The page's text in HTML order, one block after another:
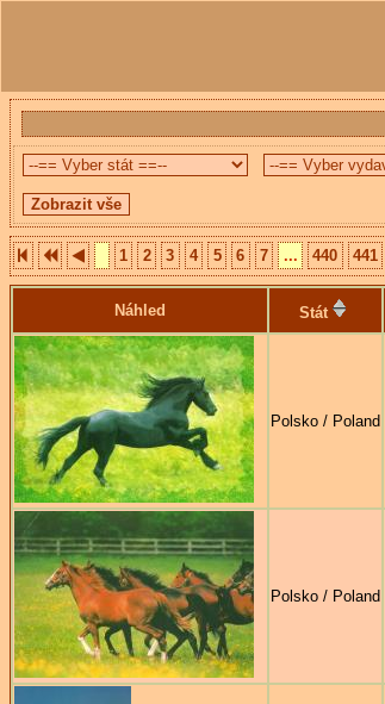
1 2 3 4 5 6 7 ... 440 441
Náhled Stát
Polsko / Poland
Polsko / Poland